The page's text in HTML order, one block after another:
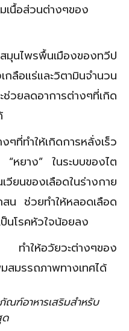
เนื้อส่วนต่างๆของ
ไพรพื้นเมืองของทวีป
อแร่และวิตามินจำนวน
วยลดอาการต่างๆที่เกิด
ที่ทำให้เกิดการหลั่งเร็ว
หยาง” ในระบบของไต
นของเลือดในร่างกาย
น ช่วยทำให้หลอดเลือด
นโรคหัวใจน้อยลง
ำให้อวัยวะต่างๆของ
สมรรถภาพทางเทศได้
ฑ์อาหารเสริมสำหรับ